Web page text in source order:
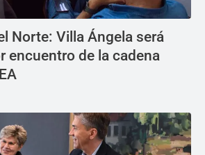
Norte: Villa Ángela será
encuentro de la cadena